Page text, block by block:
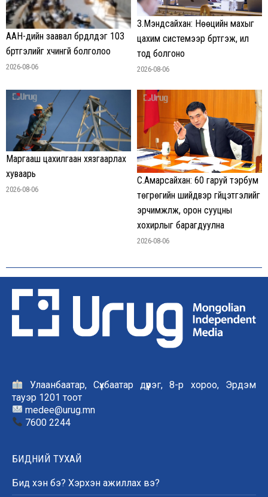
ААН-үүдийн заавал бүрдүүлдэг 103
бүртгэлийг хүчингүй болголоо
2026-08-06
З.Мэндсайхан: Нөөцийн махыг
цахим системээр бүртгэж, ил
тод болгоно
2026-08-06
Маргааш цахилгаан хязгаарлах
хуваарь
2026-08-06
С.Амарсайхан: 60 гаруй тэрбум
төгрөгийн шийдвэр гүйцэтгэлийг
эрчимжүүлж, орон сууцны
хохирлыг барагдуулна
2026-08-06
Улаанбаатар, Сүхбаатар дүүрэг, 8-р хороо, Эрдэм
тауэр 1201 тоот
medee@urug.mn
7600 2244
БИДНИЙ ТУХАЙ
Бид хэн бэ? Хэрхэн ажиллах вэ?